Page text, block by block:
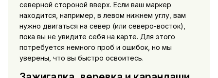
северной стороной вверх. Если ваш маркер
находится, например, в левом нижнем углу, вам
нужно двигаться на север (или северо-восток),
пока вы не увидите себя на карте. Для этого
потребуется немного проб и ошибок, но мы
уверены, что вы быстро освоитесь.